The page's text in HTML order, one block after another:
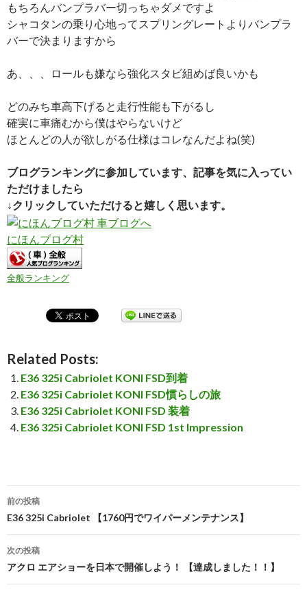
もちろんバンプラバー切っちゃダメですよ
シャコタンの乗り心地ってスプリングレートよりバンプラ
バーで決まりますから
あ、、、ロールも嫌なら強化スタビ組めば良いかも
どのみち車高下げると走行性能も下がるし
確実に車痛むから僕はやらないけど
ほとんどの人が欲しがる仕様はコレなんだよね(笑)
ブログランキングに参加しています、記事を気に入ってい
ただけましたら
↓クリックしていただけると嬉しく思います。
にほんブログ村
全般ランキング
Related Posts:
E36 325i Cabriolet KONI FSD到着
E36 325i Cabriolet KONI FSD慣らしの旅
E36 325i Cabriolet KONI FSD 装着
E36 325i Cabriolet KONI FSD 1st Impression
投
稿
ナ
前の投稿
E36 325i Cabriolet 【1760円でワイパーメンテナンス】
次の投稿
アクロ エアショーを日本で開催しよう！ 【達成しました！！】